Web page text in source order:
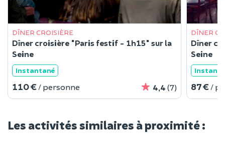
DÎNER CROISIÈRE
Dîner croisière "Paris festif - 1h15" sur la
Seine
Instantané
110 € / personne 4,4 (7)
DÎNER
Dîner
Seine
87 € /
Les activités similaires à proximité :